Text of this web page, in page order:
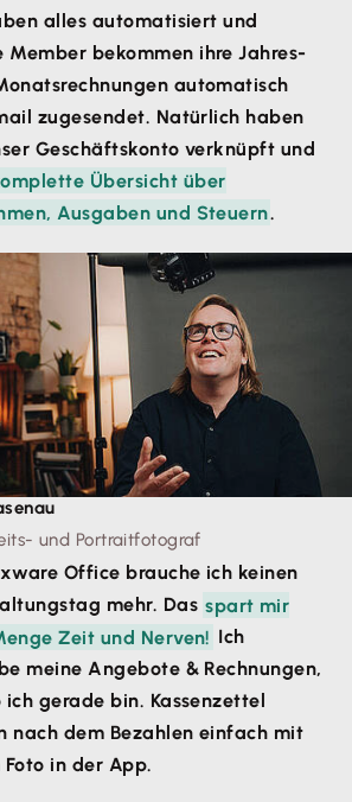
alles automatisiert und
Member bekommen ihre Jahres-
automatisch
zugesendet. Natürlich haben
Geschäftskonto verknüpft und
Übersicht über
Ausgaben und Steuern.
und Portraitfotograf
Office brauche ich keinen
mehr. Das spart mir
Zeit und Nerven! Ich
meine Angebote & Rechnungen,
gerade bin. Kassenzettel
nach dem Bezahlen einfach mit
Foto in der App.